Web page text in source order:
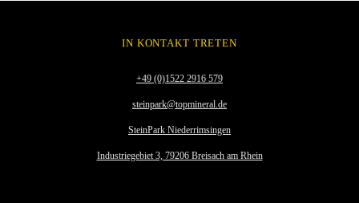
IN KONTAKT TRETEN
+49 (0)1522 2916 579
steinpark@topmineral.de
SteinPark Niederrimsingen
Industriegebiet 3, 79206 Breisach am Rhein